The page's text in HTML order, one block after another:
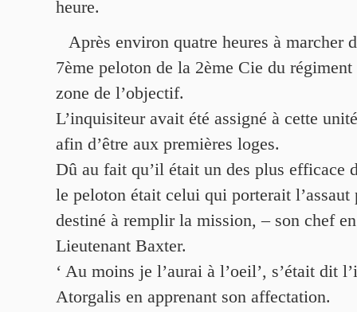
heure.
Après environ quatre heures à marcher
7ème peloton de la 2ème Cie du
zone de l’objectif.
L’inquisiteur avait été assigné à cette
afin d’être aux premières loges.
Dû au fait qu’il était un des plus efficace
le peloton était celui qui porterait
destiné à remplir la mission, – son chef
Lieutenant Baxter.
‘ Au moins je l’aurai à l’oeil’, s’était dit
Atorgalis en apprenant son affectation.